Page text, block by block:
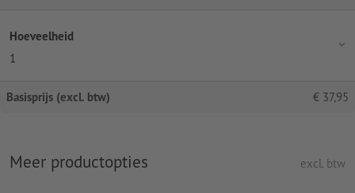
Hoeveelheid
1
Basisprijs (excl. btw) € 37,95
Meer productopties excl. btw